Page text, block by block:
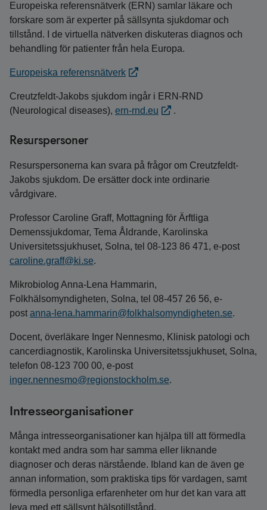
Europeiska referensnätverk (ERN) samlar läkare och
forskare som är experter på sällsynta sjukdomar och
tillstånd. I de virtuella nätverken diskuteras diagnos och
behandling för patienter från hela Europa.
Europeiska referensnätverk
Creutzfeldt-Jakobs sjukdom ingår i ERN-RND
(Neurological diseases), ern-rnd.eu .
Resurspersoner
Resurspersonerna kan svara på frågor om Creutzfeldt-
Jakobs sjukdom. De ersätter dock inte ordinarie
vårdgivare.
Professor Caroline Graff, Mottagning för Ärftliga
Demenssjukdomar, Tema Åldrande, Karolinska
Universitetssjukhuset, Solna, tel 08-123 86 471, e-post
caroline.graff@ki.se.
Mikrobiolog Anna-Lena Hammarin,
Folkhälsomyndigheten, Solna, tel 08-457 26 56, e-
post anna-lena.hammarin@folkhalsomyndigheten.se.
Docent, överläkare Inger Nennesmo, Klinisk patologi och
cancerdiagnostik, Karolinska Universitetssjukhuset, Solna,
telefon 08-123 700 00, e-post
inger.nennesmo@regionstockholm.se.
Intresseorganisationer
Många intresseorganisationer kan hjälpa till att förmedla
kontakt med andra som har samma eller liknande
diagnoser och deras närstående. Ibland kan de även ge
annan information, som praktiska tips för vardagen, samt
förmedla personliga erfarenheter om hur det kan vara att
leva med ett sällsynt hälsotillstånd.